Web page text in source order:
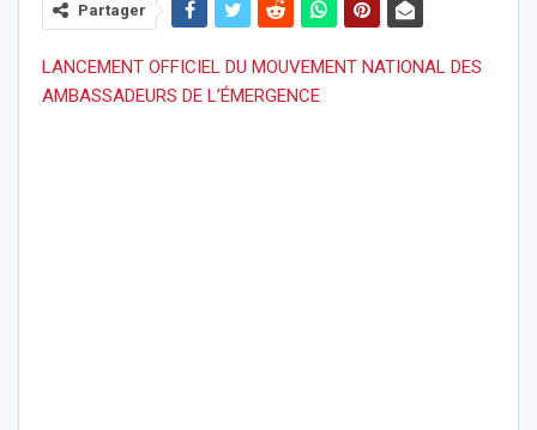
Partager
LANCEMENT OFFICIEL DU MOUVEMENT NATIONAL DES
AMBASSADEURS DE L’ÉMERGENCE